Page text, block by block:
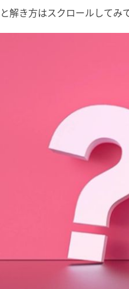
解き方はスクロールしてみ